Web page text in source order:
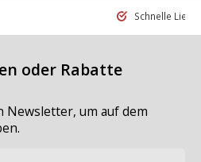
Schnelle
oder Rabatte
Newsletter, um auf dem